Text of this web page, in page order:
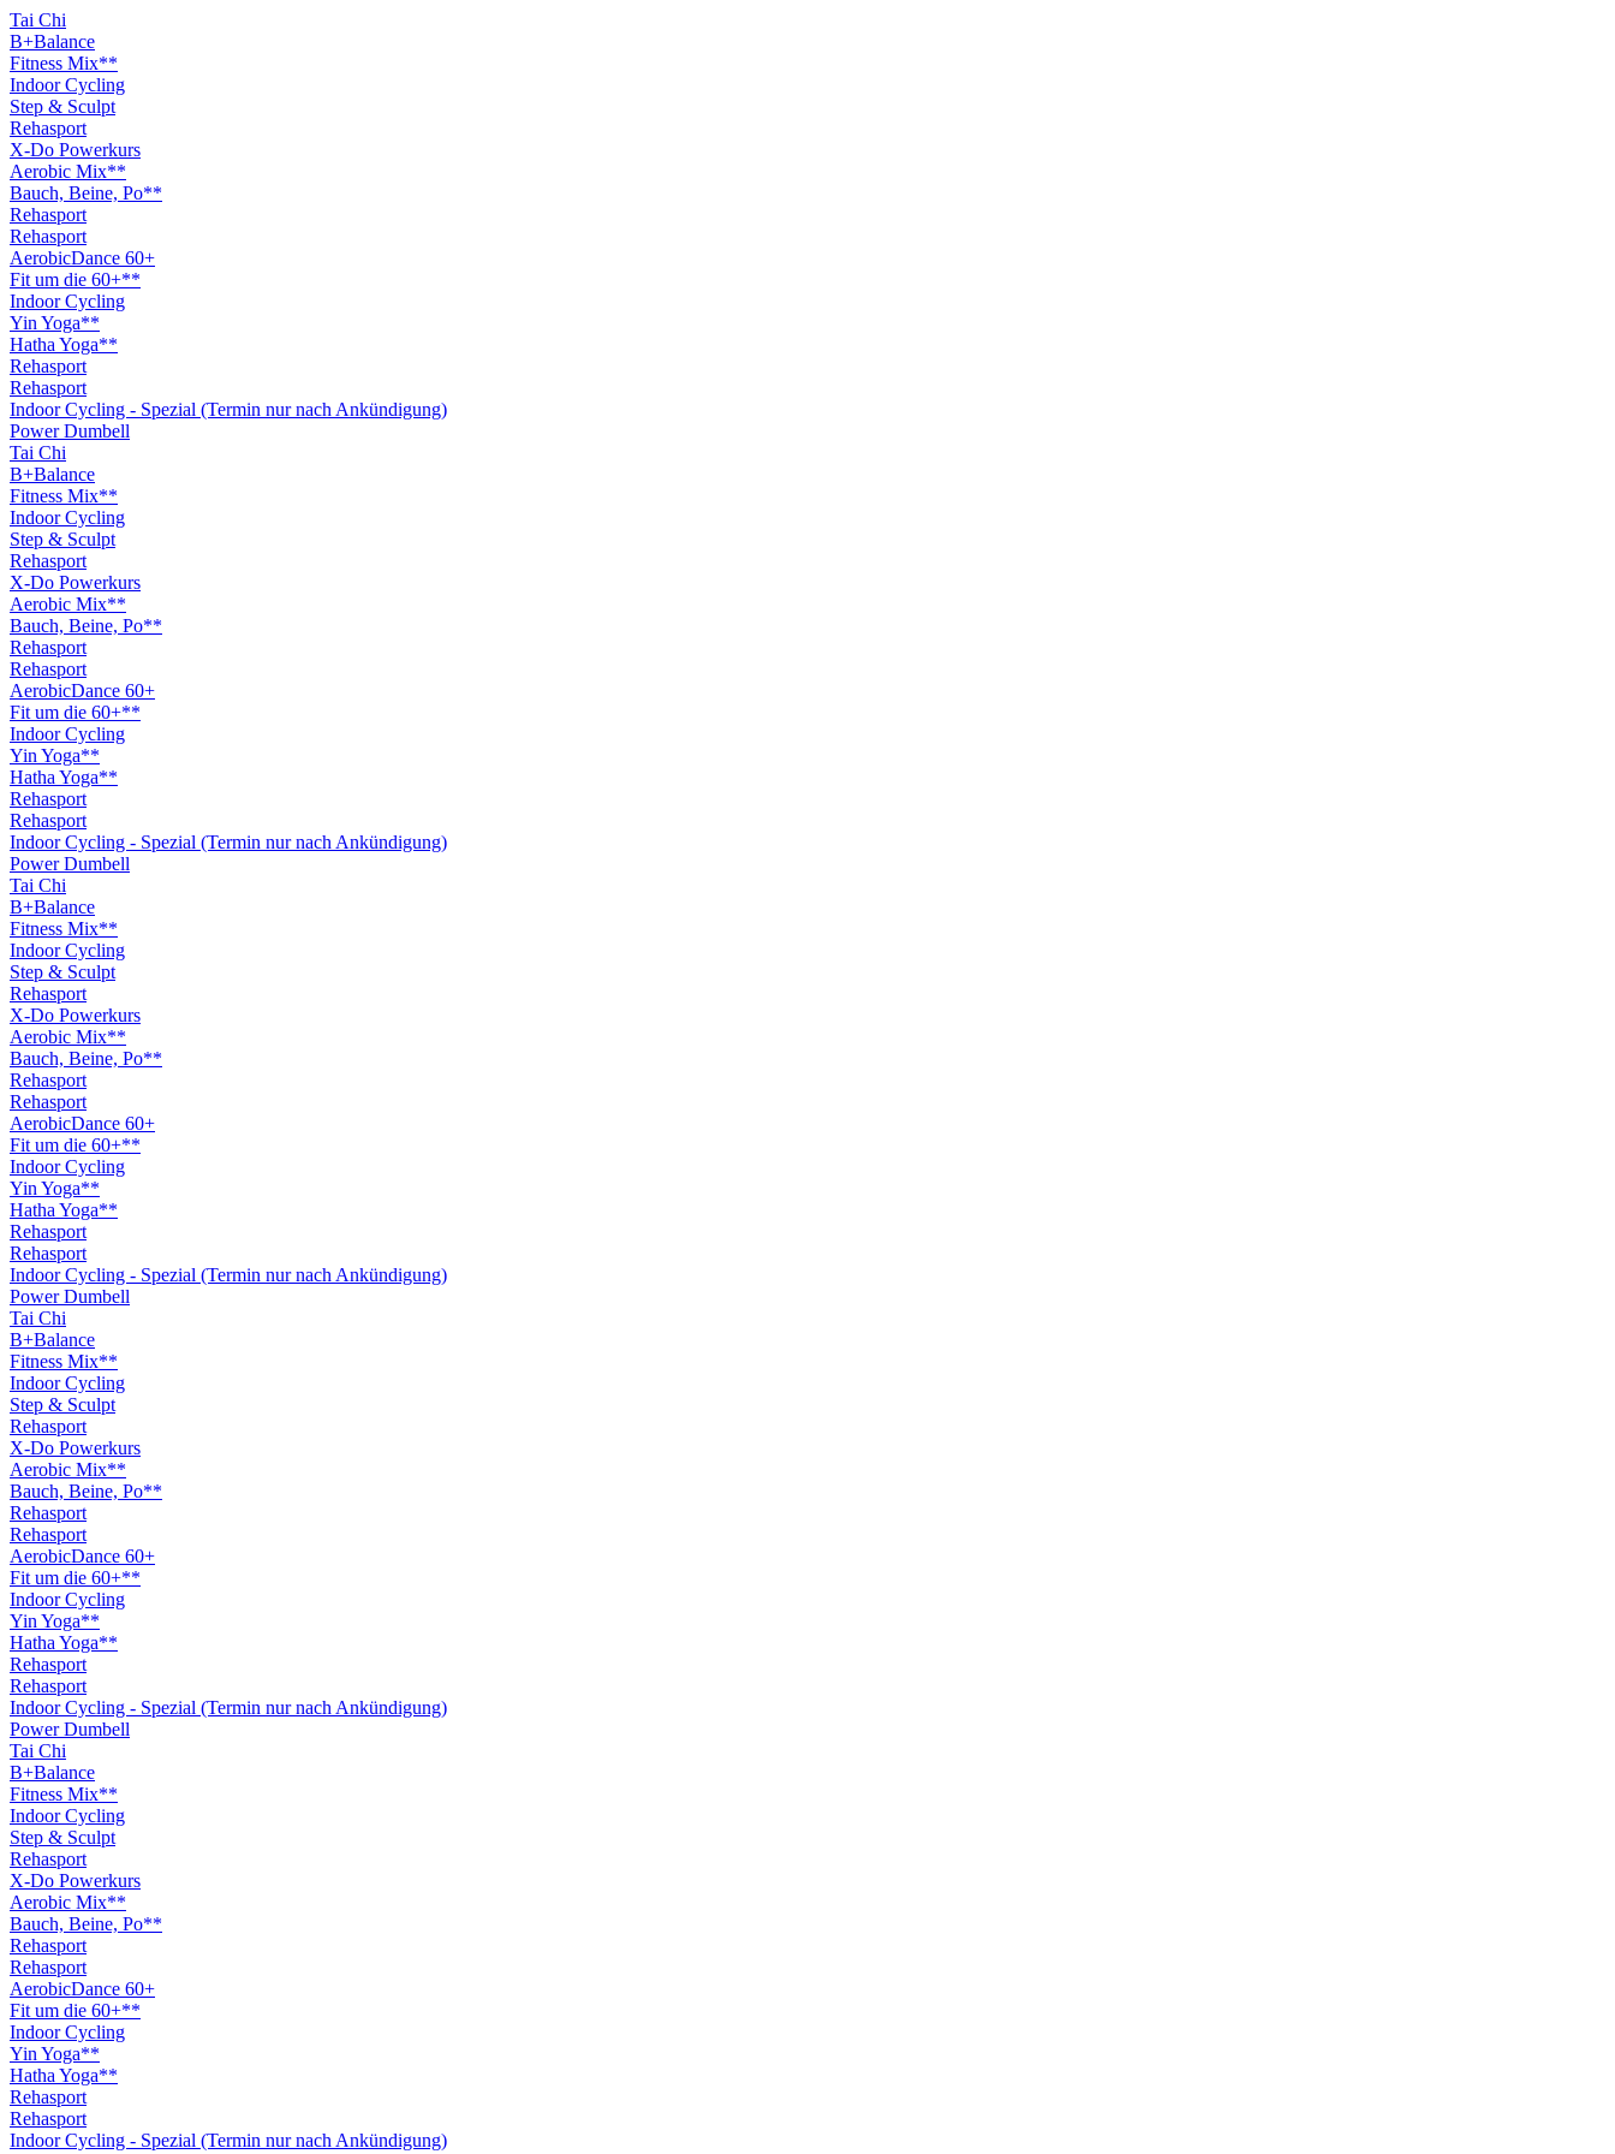
Tai Chi
B+Balance
Fitness Mix**
Indoor Cycling
Step & Sculpt
Rehasport
X-Do Powerkurs
Aerobic Mix**
Bauch, Beine, Po**
Rehasport
Rehasport
AerobicDance 60+
Fit um die 60+**
Indoor Cycling
Yin Yoga**
Hatha Yoga**
Rehasport
Rehasport
Indoor Cycling - Spezial (Termin nur nach Ankündigung)
Power Dumbell
Tai Chi
B+Balance
Fitness Mix**
Indoor Cycling
Step & Sculpt
Rehasport
X-Do Powerkurs
Aerobic Mix**
Bauch, Beine, Po**
Rehasport
Rehasport
AerobicDance 60+
Fit um die 60+**
Indoor Cycling
Yin Yoga**
Hatha Yoga**
Rehasport
Rehasport
Indoor Cycling - Spezial (Termin nur nach Ankündigung)
Power Dumbell
Tai Chi
B+Balance
Fitness Mix**
Indoor Cycling
Step & Sculpt
Rehasport
X-Do Powerkurs
Aerobic Mix**
Bauch, Beine, Po**
Rehasport
Rehasport
AerobicDance 60+
Fit um die 60+**
Indoor Cycling
Yin Yoga**
Hatha Yoga**
Rehasport
Rehasport
Indoor Cycling - Spezial (Termin nur nach Ankündigung)
Power Dumbell
Tai Chi
B+Balance
Fitness Mix**
Indoor Cycling
Step & Sculpt
Rehasport
X-Do Powerkurs
Aerobic Mix**
Bauch, Beine, Po**
Rehasport
Rehasport
AerobicDance 60+
Fit um die 60+**
Indoor Cycling
Yin Yoga**
Hatha Yoga**
Rehasport
Rehasport
Indoor Cycling - Spezial (Termin nur nach Ankündigung)
Power Dumbell
Tai Chi
B+Balance
Fitness Mix**
Indoor Cycling
Step & Sculpt
Rehasport
X-Do Powerkurs
Aerobic Mix**
Bauch, Beine, Po**
Rehasport
Rehasport
AerobicDance 60+
Fit um die 60+**
Indoor Cycling
Yin Yoga**
Hatha Yoga**
Rehasport
Rehasport
Indoor Cycling - Spezial (Termin nur nach Ankündigung)